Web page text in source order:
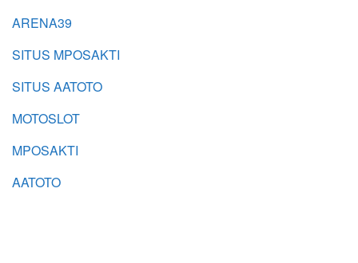
ARENA39
SITUS MPOSAKTI
SITUS AATOTO
MOTOSLOT
MPOSAKTI
AATOTO